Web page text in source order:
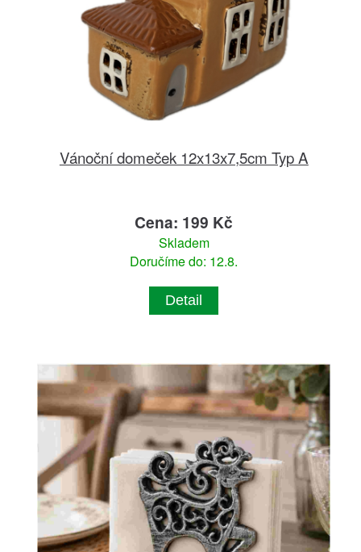
Vánoční domeček 12x13x7,5cm Typ A
Cena: 199 Kč
Skladem
Doručíme do: 12.8.
Detail